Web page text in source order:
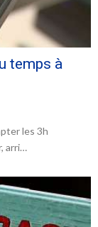
temps à
les 3h
arri…